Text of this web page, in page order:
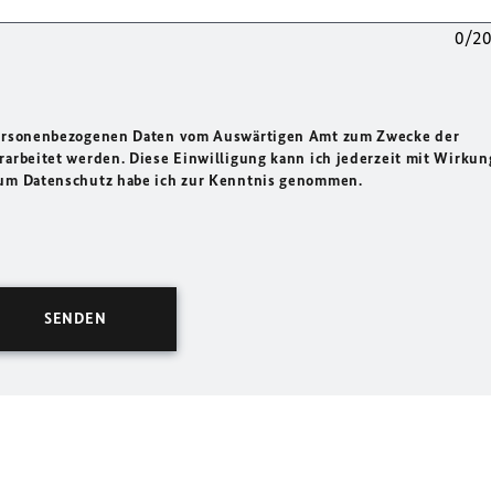
0/
Daten vom Auswärtigen Amt zum Zwecke der
werden. Diese Einwilligung kann ich jederzeit mit
Datenschutz habe ich zur Kenntnis genommen.